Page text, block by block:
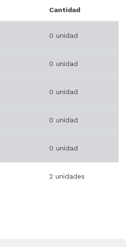
Cantidad
0 unidad
0 unidad
0 unidad
0 unidad
0 unidad
2 unidades